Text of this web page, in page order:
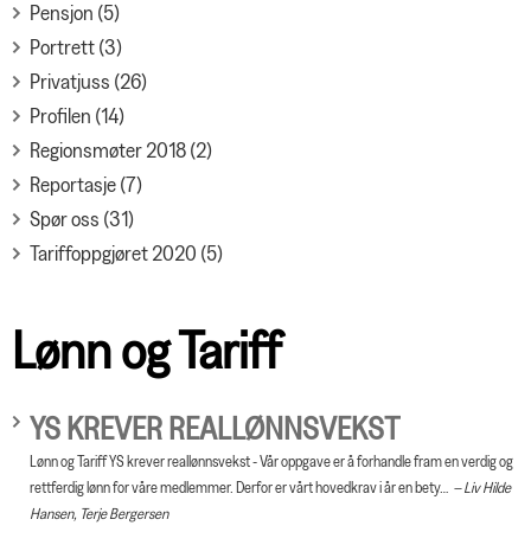
Pensjon (5)
Portrett (3)
Privatjuss (26)
Profilen (14)
Regionsmøter 2018 (2)
Reportasje (7)
Spør oss (31)
Tariffoppgjøret 2020 (5)
Lønn og Tariff
YS KREVER REALLØNNSVEKST
Lønn og Tariff YS krever reallønnsvekst - Vår oppgave er å forhandle fram en verdig og
rettferdig lønn for våre medlemmer. Derfor er vårt hovedkrav i år en bety…
Liv Hilde
Hansen, Terje Bergersen